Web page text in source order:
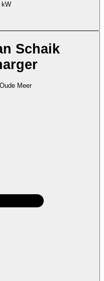
kW
Schaik
Meer